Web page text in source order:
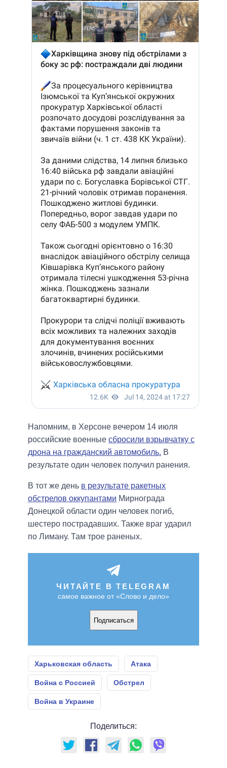
Напомним, в Херсоне вечером 14 июля
российские военные сбросили взрывчатку с
дрона на гражданский автомобиль. В
результате один человек получил ранения.
В тот же день в результате ракетных
обстрелов оккупантами Мирнограда
Донецкой области один человек погиб,
шестеро пострадавших. Также враг ударил
по Лиману. Там трое раненых.
ЧИТАЙТЕ В TELEGRAM
самое важное от «Слово и дело»
Подписаться
Харьковская область Атака
Война с Россией Обстрел
Война в Украине
Поделиться: